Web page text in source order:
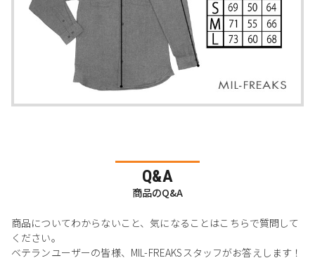
Q&A
商品のQ&A
商品についてわからないこと、気になることはこちらで質問して
ください。
ベテランユーザーの皆様、MIL-FREAKSスタッフがお答えします！